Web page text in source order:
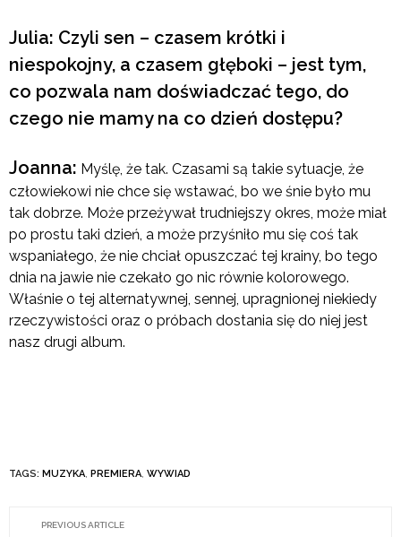
Julia: Czyli sen – czasem krótki i
niespokojny, a czasem głęboki – jest tym,
co pozwala nam doświadczać tego, do
czego nie mamy na co dzień dostępu?
Joanna: Myślę, że tak. Czasami są takie sytuacje, że
człowiekowi nie chce się wstawać, bo we śnie było mu
tak dobrze. Może przeżywał trudniejszy okres, może miał
po prostu taki dzień, a może przyśniło mu się coś tak
wspaniałego, że nie chciał opuszczać tej krainy, bo tego
dnia na jawie nie czekało go nic równie kolorowego.
Właśnie o tej alternatywnej, sennej, upragnionej niekiedy
rzeczywistości oraz o próbach dostania się do niej jest
nasz drugi album.
TAGS: MUZYKA PREMIERA WYWIAD
PREVIOUS ARTICLE